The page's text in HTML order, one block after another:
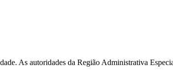
As autoridades da Região Administrativa